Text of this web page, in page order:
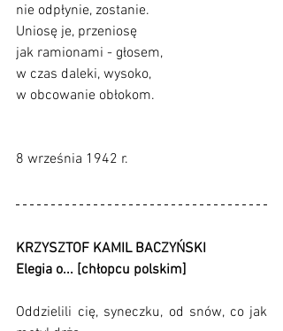
nie odpłynie, zostanie.
Uniosę je, przeniosę
jak ramionami - głosem,
w czas daleki, wysoko,
w obcowanie obłokom.
8 września 1942 r.
KRZYSZTOF KAMIL BACZYŃSKI
Elegia o... [chłopcu polskim]
Oddzielili cię, syneczku, od snów, co jak